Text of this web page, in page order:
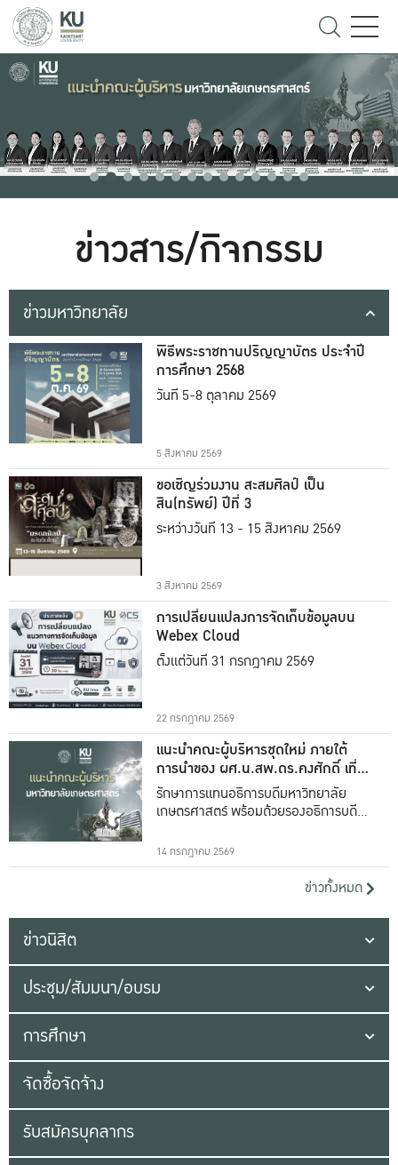
ข่าวสาร/กิจกรรม
ข่าวมหาวิทยาลัย
พิธีพระราชทานปริญญาบัตร ประจำปี
การศึกษา 2568
วันที่ 5-8 ตุลาคม 2569
5 สิงหาคม 2569
ขอเชิญร่วมงาน สะสมศิลป์ เป็น
สิน(ทรัพย์) ปีที่ 3
ระหว่างวันที่ 13 - 15 สิงหาคม 2569
3 สิงหาคม 2569
การเปลี่ยนแปลงการจัดเก็บข้อมูลบน
Webex Cloud
ตั้งแต่วันที่ 31 กรกฎาคม 2569
22 กรกฎาคม 2569
แนะนำคณะผู้บริหารชุดใหม่ ภายใต้
การนำของ ผศ.น.สพ.ดร.คงศักดิ์ เที่ยง
ธรรม
รักษาการแทนอธิการบดีมหาวิทยาลัย
เกษตรศาสตร์ พร้อมด้วยรองอธิการบดีทั้ง
14 กรกฎาคม 2569
ข่าวทั้งหมด
ข่าวนิสิต
ประชุม/สัมมนา/อบรม
การศึกษา
จัดซื้อจัดจ้าง
รับสมัครบุคลากร